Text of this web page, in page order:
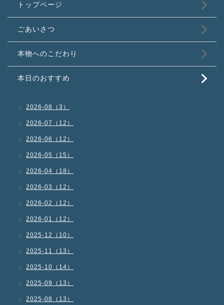
トップページ
ごあいさつ
本物へのこだわり
本日のおすすめ
2026-08（3）
2026-07（12）
2026-06（12）
2026-05（15）
2026-04（18）
2026-03（12）
2026-02（12）
2026-01（12）
2025-12（10）
2025-11（13）
2025-10（14）
2025-09（13）
2025-08（13）